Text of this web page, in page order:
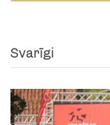
Svarīgi